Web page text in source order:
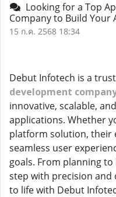
Looking for a Top
Company to Build Your
15 ก.ค. 2568 18:34
Debut Infotech is a
development
innovative, scalable,
applications. Whether
platform solution, their
seamless user
goals. From planning
step with precision and
to life with Debut